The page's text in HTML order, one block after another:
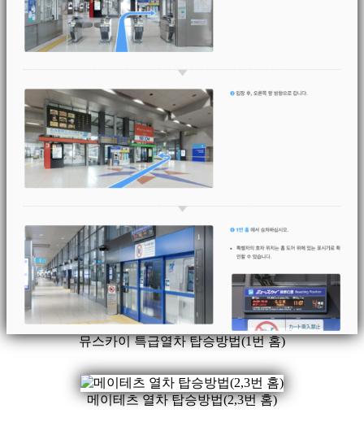
뮤스카이 특급열차 탑승방법(1번 홈)
메이테츠 열차 탑승방법(2,3번 홈)